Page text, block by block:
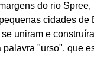
do rio
cidades
uniram e
"urso", que